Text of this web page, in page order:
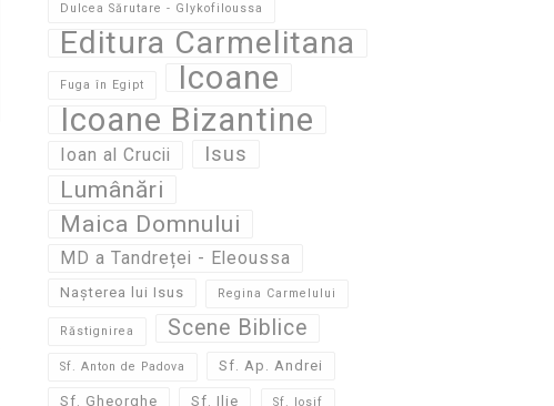
Dulcea Sărutare - Glykofiloussa
Editura Carmelitana
Fuga în Egipt
Icoane
Icoane Bizantine
Ioan al Crucii Isus
Lumânări
Maica Domnului
MD a Tandreței - Eleoussa
Nașterea lui Isus Regina Carmelului
Răstignirea Scene Biblice
Sf. Anton de Padova Sf. Ap. Andrei
Sf. Gheorghe Sf. Ilie Sf. Iosif